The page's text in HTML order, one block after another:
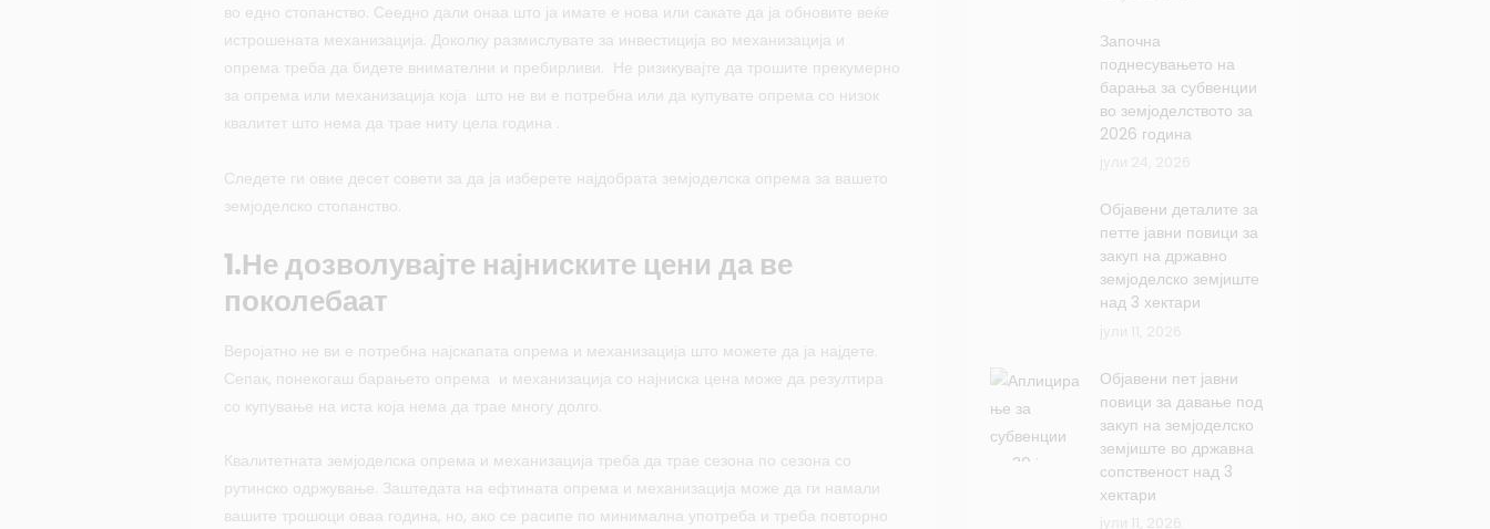
во едно стопанство. Сеедно дали онаа што ја имате е нова или сакате да ја обновите веќе
истрошената механизација. Доколку размислувате за инвестиција во механизација и
опрема треба да бидете внимателни и пребирливи. Не ризикувајте да трошите прекумерно
за опрема или механизација која што не ви е потребна или да купувате опрема со низок
квалитет што нема да трае ниту цела година .
Следете ги овие десет совети за да ја изберете најдобрата земјоделска опрема за вашето
земјоделско стопанство.
1.Не дозволувајте најниските цени да ве
поколебаат
Веројатно не ви е потребна најскапата опрема и механизација што можете да ја најдете.
Сепак, понекогаш барањето опрема и механизација со најниска цена може да резултира
со купување на иста која нема да трае многу долго.
Квалитетната земјоделска опрема и механизација треба да трае сезона по сезона со
рутинско одржување. Заштедата на ефтината опрема и механизација може да ги намали
вашите трошоци оваа година, но, ако се расипе по минимална употреба и треба повторно
Започна
поднесувањето на
барања за субвенции
во земјоделството за
2026 година
Објавени деталите за
петте јавни повици за
закуп на државно
земјоделско земјиште
над 3 хектари
Објавени пет јавни
повици за давање под
закуп на земјоделско
земјиште во државна
сопственост над 3
хектари